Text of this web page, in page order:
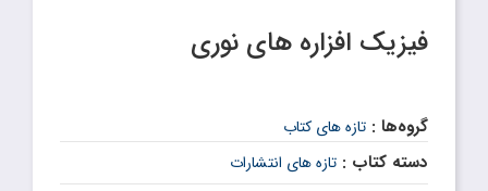
فیزیک افزاره های نوری
گروه‌ها : تازه های کتاب
دسته کتاب : تازه های انتشارات